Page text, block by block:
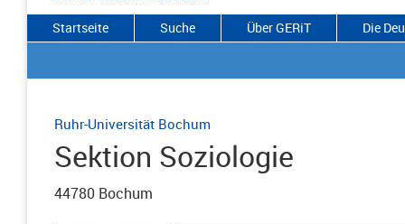
Startseite Suche Über GERiT Die
Ruhr-Universität Bochum
Sektion Soziologie
44780 Bochum